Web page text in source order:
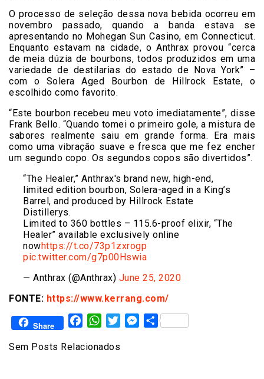
O processo de seleção dessa nova bebida ocorreu em
novembro passado, quando a banda estava se
apresentando no Mohegan Sun Casino, em Connecticut.
Enquanto estavam na cidade, o Anthrax provou “cerca
de meia dúzia de bourbons, todos produzidos em uma
variedade de destilarias do estado de Nova York” –
com o Solera Aged Bourbon de Hillrock Estate, o
escolhido como favorito.
“Este bourbon recebeu meu voto imediatamente”, disse
Frank Bello. “Quando tomei o primeiro gole, a mistura de
sabores realmente saiu em grande forma. Era mais
como uma vibração suave e fresca que me fez encher
um segundo copo. Os segundos copos são divertidos”.
“The Healer,” Anthrax's brand new, high-end,
limited edition bourbon, Solera-aged in a King’s
Barrel, and produced by Hillrock Estate
Distillerys.
Limited to 360 bottles – 115.6-proof elixir, “The
Healer” available exclusively online
nowhttps://t.co/73p1zxrogp
pic.twitter.com/g7p00Hswia
— Anthrax (@Anthrax) June 25, 2020
FONTE: https://www.kerrang.com/
Share FacebookWhatsAppTwitterMessenger
Share
Sem Posts Relacionados